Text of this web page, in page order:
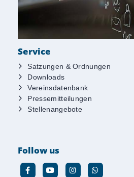
Service
Satzungen & Ordnungen
Downloads
Vereinsdatenbank
Pressemitteilungen
Stellenangebote
Follow us